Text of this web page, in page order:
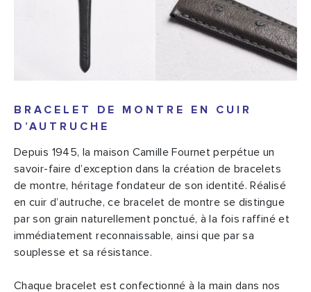
BRACELET DE MONTRE EN CUIR
D’AUTRUCHE
Depuis 1945, la maison Camille Fournet perpétue un
savoir-faire d’exception dans la création de bracelets
de montre, héritage fondateur de son identité. Réalisé
en cuir d’autruche, ce bracelet de montre se distingue
par son grain naturellement ponctué, à la fois raffiné et
immédiatement reconnaissable, ainsi que par sa
souplesse et sa résistance.
Chaque bracelet est confectionné à la main dans nos